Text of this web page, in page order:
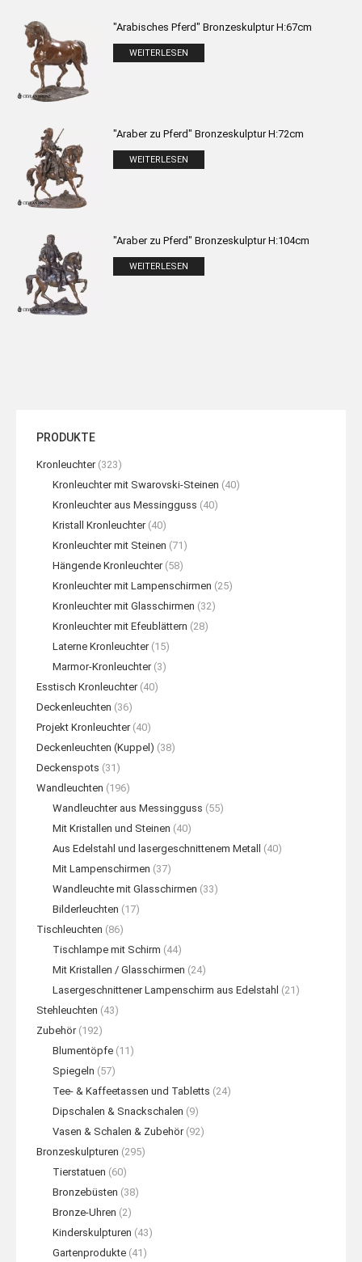
"Arabisches Pferd" Bronzeskulptur H:67cm
WEITERLESEN
"Araber zu Pferd" Bronzeskulptur H:72cm
WEITERLESEN
"Araber zu Pferd" Bronzeskulptur H:104cm
WEITERLESEN
PRODUKTE
Kronleuchter (323)
Kronleuchter mit Swarovski-Steinen (40)
Kronleuchter aus Messingguss (40)
Kristall Kronleuchter (40)
Kronleuchter mit Steinen (71)
Hängende Kronleuchter (58)
Kronleuchter mit Lampenschirmen (25)
Kronleuchter mit Glasschirmen (32)
Kronleuchter mit Efeublättern (28)
Laterne Kronleuchter (15)
Marmor-Kronleuchter (3)
Esstisch Kronleuchter (40)
Deckenleuchten (36)
Projekt Kronleuchter (40)
Deckenleuchten (Kuppel) (38)
Deckenspots (31)
Wandleuchten (196)
Wandleuchter aus Messingguss (55)
Mit Kristallen und Steinen (40)
Aus Edelstahl und lasergeschnittenem Metall
(40)
Mit Lampenschirmen (37)
Wandleuchte mit Glasschirmen (33)
Bilderleuchten (17)
Tischleuchten (86)
Tischlampe mit Schirm (44)
Mit Kristallen / Glasschirmen (24)
Lasergeschnittener Lampenschirm aus Edelstahl (21)
Stehleuchten (43)
Zubehör (192)
Blumentöpfe (11)
Spiegeln (57)
Tee- & Kaffeetassen und Tabletts (24)
Dipschalen & Snackschalen (9)
Vasen & Schalen & Zubehör (92)
Bronzeskulpturen (295)
Tierstatuen (60)
Bronzebüsten (38)
Bronze-Uhren (2)
Kinderskulpturen (43)
Gartenprodukte (41)